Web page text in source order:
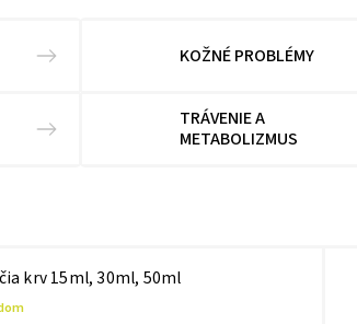
KOŽNÉ PROBLÉMY
TRÁVENIE A
METABOLIZMUS
krv 15ml, 30ml, 50ml